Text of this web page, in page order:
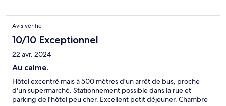
Avis vérifié
10/10 Exceptionnel
22 avr. 2024
Au calme.
Hôtel excentré mais à 500 mètres d'un arrêt de bus, proche
d'un supermarché. Stationnement possible dans la rue et
parking de l'hôtel peu cher. Excellent petit déjeuner. Chambre